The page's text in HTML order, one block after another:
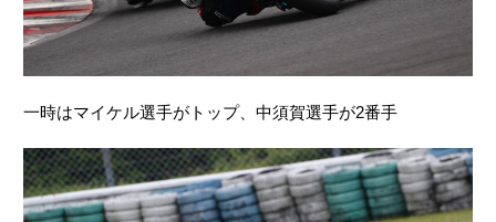
一時はマイケル選手がトップ、中須賀選手が2番手